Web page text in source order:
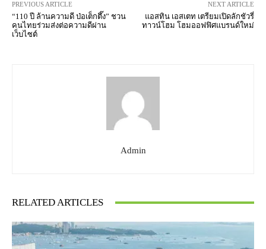
PREVIOUS ARTICLE
“110 ปี ล้านความดี ป่อเต็กตึ๊ง” ชวน
คนไทยร่วมส่งต่อความดีผ่าน
เว็บไซต์
NEXT ARTICLE
แอสทิน เอสเตท เตรียมเปิดลักชัวรี่
ทาวน์โฮม โฮมออฟฟิศแบรนด์ใหม่
Admin
RELATED ARTICLES